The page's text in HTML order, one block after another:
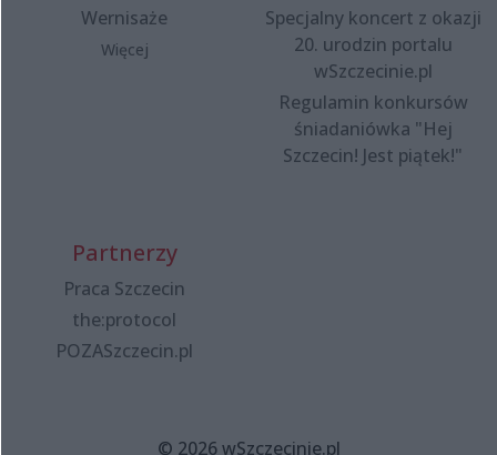
Wernisaże
Więcej
Specjalny koncert z okazji
20. urodzin portalu
wSzczecinie.pl
Regulamin konkursów
śniadaniówka "Hej
Szczecin! Jest piątek!"
Partnerzy
Praca Szczecin
the:protocol
POZASzczecin.pl
© 2026 wSzczecinie.pl